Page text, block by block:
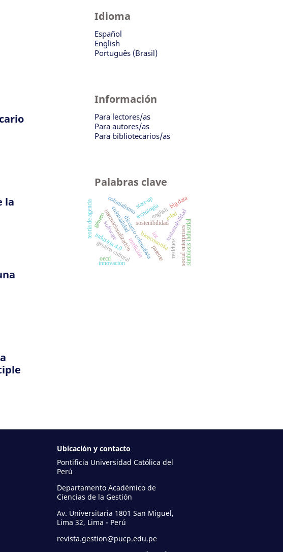
la
Idioma
Español
English
Português (Brasil)
Información
Para lectores/as
Para autores/as
Para bibliotecarios/as
Palabras clave
internacionalización sostenibilidad
discurso colonialista
colonialidad
colonialismo
bioeconomía
tecnología
industria 4.0 residuos
sustentabilidadsimbiosis industrial
teoría de agencia
gestión cultural patente
género english
social enterprises
iot
big data
innovación
software
medición
edad
start-up
oecd
Ubicación y contacto
Pontificia Universidad Católica del
Perú
Departamento Académico de
Ciencias de la Gestión
Av. Universitaria 1801 San Miguel,
Lima 32, Lima - Perú
revista.gestion@pucp.edu.pe